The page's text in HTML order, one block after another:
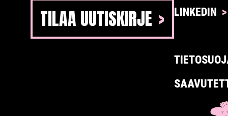
TILAA UUTISKIRJE
LINKEDIN